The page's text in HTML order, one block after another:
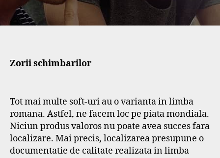
Zorii schimbarilor
Tot mai multe soft-uri au o varianta in limba
romana. Astfel, ne facem loc pe piata mondiala.
Niciun produs valoros nu poate avea succes fara
localizare. Mai precis, localizarea presupune o
documentatie de calitate realizata in limba